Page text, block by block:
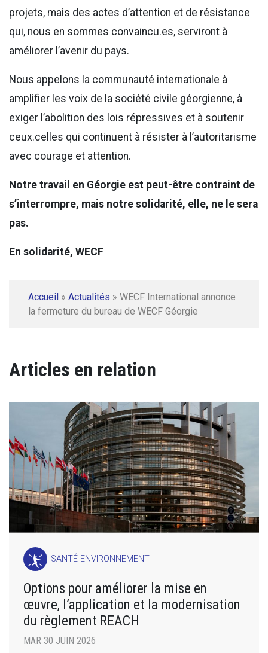
projets, mais des actes d’attention et de résistance
qui, nous en sommes convaincu.es, serviront à
améliorer l’avenir du pays.
Nous appelons la communauté internationale à
amplifier les voix de la société civile géorgienne, à
exiger l’abolition des lois répressives et à soutenir
ceux.celles qui continuent à résister à l’autoritarisme
avec courage et attention.
Notre travail en Géorgie est peut-être contraint de
s’interrompre, mais notre solidarité, elle, ne le sera
pas.
En solidarité, WECF
Accueil » Actualités » WECF International annonce
la fermeture du bureau de WECF Géorgie
Articles en relation
SANTÉ-ENVIRONNEMENT
Options pour améliorer la mise en
œuvre, l’application et la modernisation
du règlement REACH
MAR 30 JUIN 2026